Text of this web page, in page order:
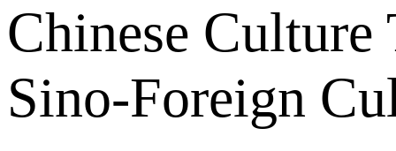
Chinese
Sino-Foreign